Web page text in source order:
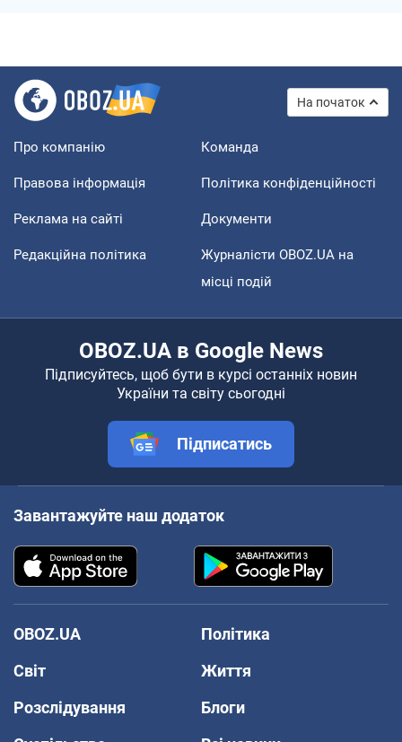
На початок
Про компанію Команда
Правова інформація Політика конфіденційності
Реклама на сайті Документи
Редакційна політика
Журналісти OBOZ.UA на
місці подій
OBOZ.UA в Google News
Підписуйтесь, щоб бути в курсі останніх новин
України та світу сьогодні
Підписатись
Завантажуйте наш додаток
OBOZ.UA
Політика
Світ
Життя
Розслідування
Блоги